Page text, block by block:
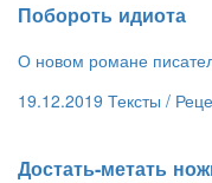
​Побороть идиота
О новом романе
19.12.2019 Тексты /
​Достать-метать